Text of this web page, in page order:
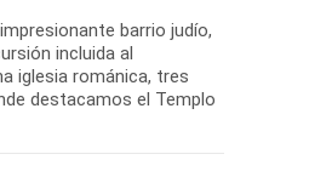
barrio judío,
incluida al
iglesia románica, tres
destacamos el Templo